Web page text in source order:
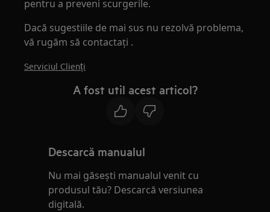
pentru a preveni scurgerile.
Dacă sugestiile de mai sus nu rezolvă problema,
vă rugăm să contactați .
Serviciul Clienți
A fost util acest articol?
Descarcă manualul
Nu mai găsești manualul venit cu
produsul tău? Descarcă versiunea
digitală.